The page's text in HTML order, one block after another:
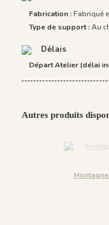
Fabrication : Fabriqué
Type de support :Au
Délais
Départ Atelier (délai
Autres produits